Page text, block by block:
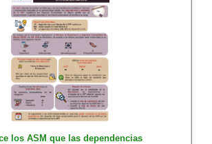
los ASM que las dependencias